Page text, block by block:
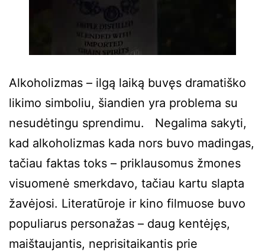
Alkoholizmas – ilgą laiką buvęs dramatiško
likimo simboliu, šiandien yra problema su
nesudėtingu sprendimu. Negalima sakyti,
kad alkoholizmas kada nors buvo madingas,
tačiau faktas toks – priklausomus žmones
visuomenė smerkdavo, tačiau kartu slapta
žavėjosi. Literatūroje ir kino filmuose buvo
populiarus personažas – daug kentėjęs,
maištaujantis, neprisitaikantis prie